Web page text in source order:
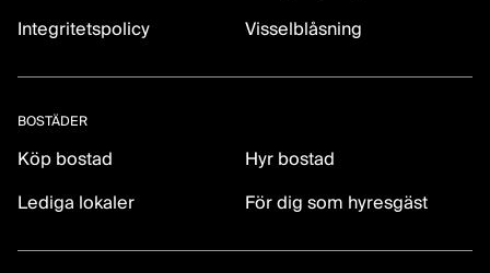
Integritetspolicy
Visselblåsning
BOSTÄDER
Köp bostad
Hyr bostad
Lediga lokaler
För dig som hyresgäst